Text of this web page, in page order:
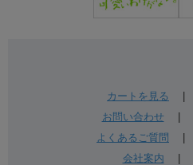
カートを見る
お問い合わせ|
よくあるご質問
会社案内